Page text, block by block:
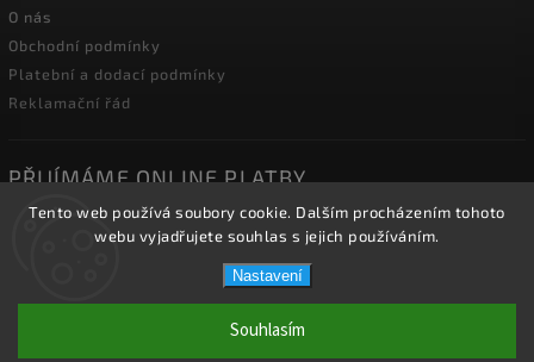
Tento web používá soubory cookie. Dalším procházením tohoto
webu vyjadřujete souhlas s jejich používáním.
Nastavení
Souhlasím
O nás
Obchodní podmínky
Platební a dodací podmínky
Reklamační řád
PŘIJÍMÁME ONLINE PLATBY